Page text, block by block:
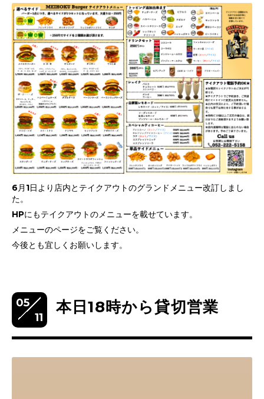
6月1日より店内とテイクアウトのグランドメニュー改訂しまし
た。
HPにもテイクアウトのメニューを載せています。
メニューのページをご覧ください。
今後とも宜しくお願いします。
05
11
本日18時から貸切営業